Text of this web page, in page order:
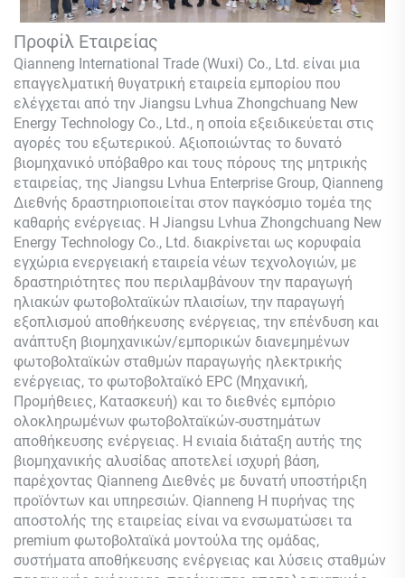
Προφίλ Εταιρείας
Qianneng International Trade (Wuxi) Co., Ltd. είναι μια
επαγγελματική θυγατρική εταιρεία εμπορίου που
ελέγχεται από την Jiangsu Lvhua Zhongchuang New
Energy Technology Co., Ltd., η οποία εξειδικεύεται στις
αγορές του εξωτερικού. Αξιοποιώντας το δυνατό
βιομηχανικό υπόβαθρο και τους πόρους της μητρικής
εταιρείας, της Jiangsu Lvhua Enterprise Group, Qianneng
Διεθνής δραστηριοποιείται στον παγκόσμιο τομέα της
καθαρής ενέργειας. Η Jiangsu Lvhua Zhongchuang New
Energy Technology Co., Ltd. διακρίνεται ως κορυφαία
εγχώρια ενεργειακή εταιρεία νέων τεχνολογιών, με
δραστηριότητες που περιλαμβάνουν την παραγωγή
ηλιακών φωτοβολταϊκών πλαισίων, την παραγωγή
εξοπλισμού αποθήκευσης ενέργειας, την επένδυση και
ανάπτυξη βιομηχανικών/εμπορικών διανεμημένων
φωτοβολταϊκών σταθμών παραγωγής ηλεκτρικής
ενέργειας, το φωτοβολταϊκό EPC (Μηχανική,
Προμήθειες, Κατασκευή) και το διεθνές εμπόριο
ολοκληρωμένων φωτοβολταϊκών-συστημάτων
αποθήκευσης ενέργειας. Η ενιαία διάταξη αυτής της
βιομηχανικής αλυσίδας αποτελεί ισχυρή βάση,
παρέχοντας Qianneng Διεθνές με δυνατή υποστήριξη
προϊόντων και υπηρεσιών. Qianneng Η πυρήνας της
αποστολής της εταιρείας είναι να ενσωματώσει τα
premium φωτοβολταϊκά μοντούλα της ομάδας,
συστήματα αποθήκευσης ενέργειας και λύσεις σταθμών